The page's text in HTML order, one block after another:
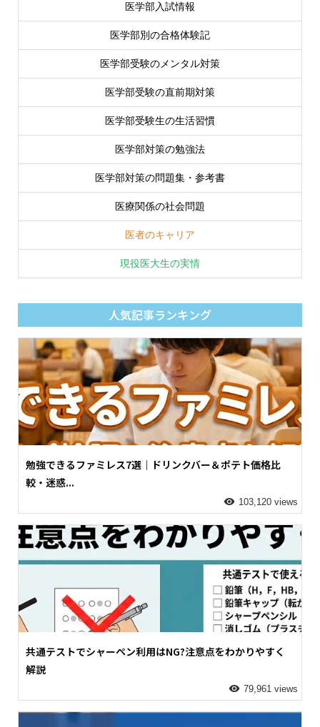
医学部入試情報
医学部別の合格体験記
医学部受験のメンタル対策
医学部受験の直前期対策
医学部受験生の生活習慣
医学部対策の勉強法
医学部対策の問題集・参考書
医療関係の社会問題
医者のキャリア
現役医大生の実情
人気記事ランキング
勉強できるファミレス7選｜ドリンクバー＆ポテト価格比
較・迷惑...
103,120 views
共通テストでシャーペン利用はNG?注意点をわかりやすく
解説
79,961 views